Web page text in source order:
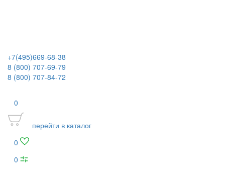
+7(495)669-68-38
8 (800) 707-69-79
8 (800) 707-84-72
0
перейти в каталог
0
0